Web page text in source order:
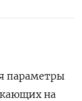
параметры
на